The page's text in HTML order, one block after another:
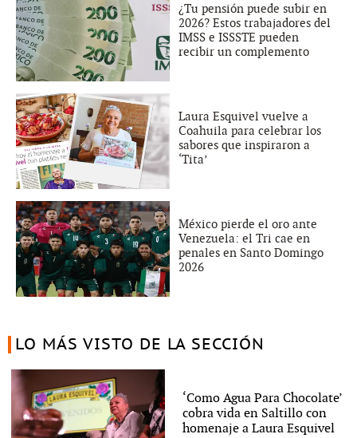
¿Tu pensión puede subir en
2026? Estos trabajadores del
IMSS e ISSSTE pueden
recibir un complemento
Laura Esquivel vuelve a
Coahuila para celebrar los
sabores que inspiraron a
‘Tita’
México pierde el oro ante
Venezuela: el Tri cae en
penales en Santo Domingo
2026
LO MÁS VISTO DE LA SECCIÓN
‘Como Agua Para Chocolate’
cobra vida en Saltillo con
homenaje a Laura Esquivel